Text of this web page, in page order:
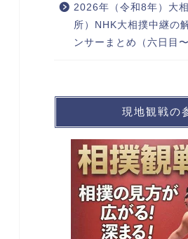
2026年（令和8年）大
所）NHK大相撲中継の
ンサーまとめ（六日目
現地観戦の